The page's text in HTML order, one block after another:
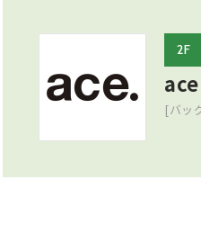
2F
[バッ